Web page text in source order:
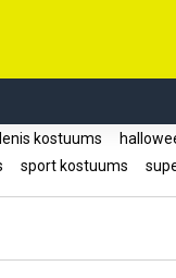
kostuums
sport kostuums